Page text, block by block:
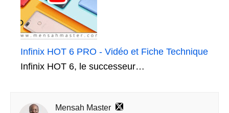
Infinix HOT 6 PRO - Vidéo et Fiche Technique
Infinix HOT 6, le successeur…
Mensah Master